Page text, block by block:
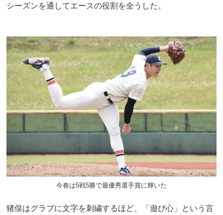
シーズンを通してエースの役割を全うした。
今春は5戦5勝で最優秀選手賞に輝いた
猪俣はグラブに文字を刺繍するほど、「遊び心」という言